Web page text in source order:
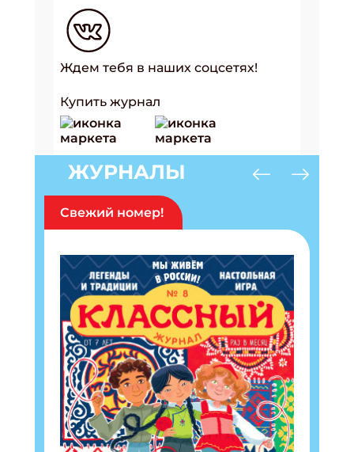
Ждем тебя в наших соцсетях!
Купить журнал
ЖУРНАЛЫ
Свежий номер!